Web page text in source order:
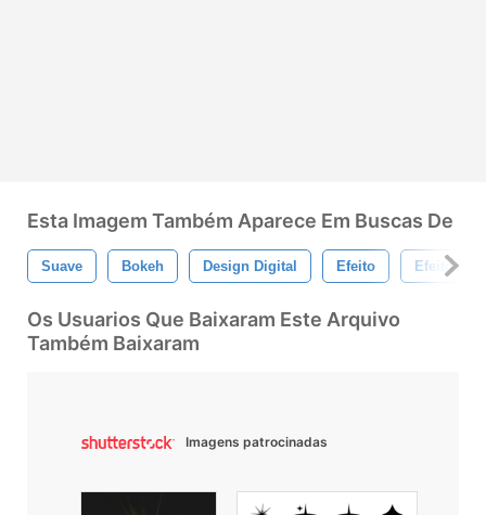
Esta Imagem Também Aparece Em Buscas De
Suave Bokeh Design Digital Efeito Efeitos
Os Usuarios Que Baixaram Este Arquivo
Também Baixaram
Imagens patrocinadas